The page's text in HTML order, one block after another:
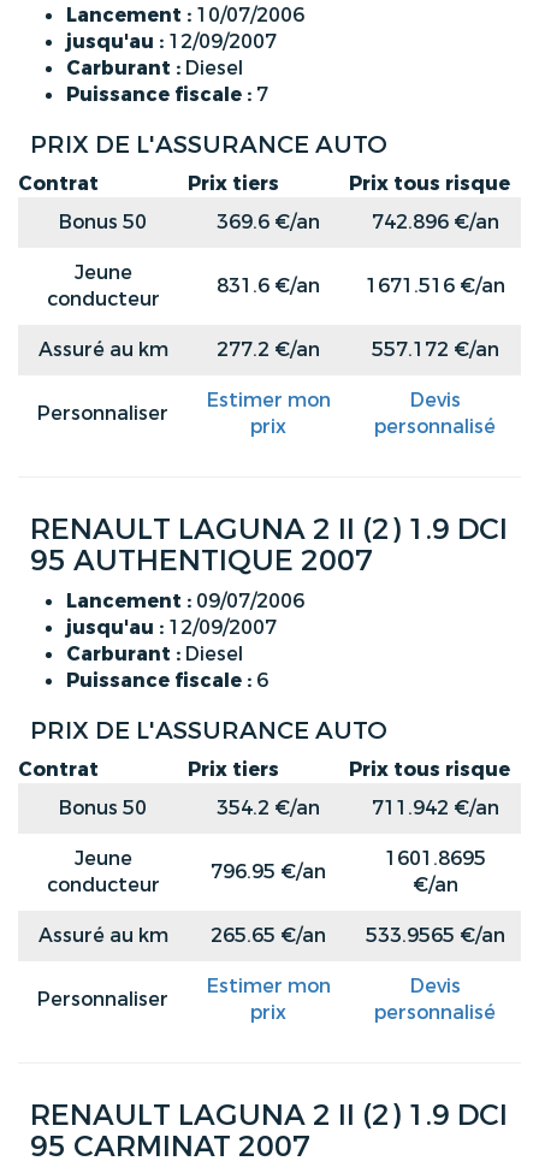
Lancement : 10/07/2006
jusqu'au : 12/09/2007
Carburant : Diesel
Puissance fiscale : 7
PRIX DE L'ASSURANCE AUTO
Contrat Prix tiers
Prix tous risque
Bonus 50
369.6 €/an
742.896 €/an
Jeune
conducteur
831.6 €/an 1671.516 €/an
Assuré au km 277.2 €/an 557.172 €/an
Personnaliser
Estimer mon
prix
Devis
personnalisé
RENAULT LAGUNA 2 II (2) 1.9 DCI
95 AUTHENTIQUE 2007
Lancement : 09/07/2006
jusqu'au : 12/09/2007
Carburant : Diesel
Puissance fiscale : 6
PRIX DE L'ASSURANCE AUTO
Contrat Prix tiers
Prix tous risque
Bonus 50
354.2 €/an
711.942 €/an
Jeune
conducteur
796.95 €/an
1601.8695
€/an
Assuré au km
265.65 €/an 533.9565 €/an
Personnaliser
Estimer mon
prix
Devis
personnalisé
RENAULT LAGUNA 2 II (2) 1.9 DCI
95 CARMINAT 2007